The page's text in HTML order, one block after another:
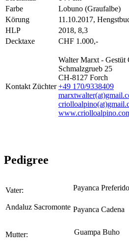
Farbe
Lobuno (Graufalbe)
Körung
11.10.2017,
HLP
2018, 8,3
Decktaxe
CHF 1.000,-
Kontakt Züchter
Walter Marxt -
Schmalzgrueb 25
CH-8127 Forch
+49 170/9338409
Pedigree
Vater:
Andaluz Sacromonte
Payanca Preferido
Payanca Cadena
Mutter:
Guampa Buho